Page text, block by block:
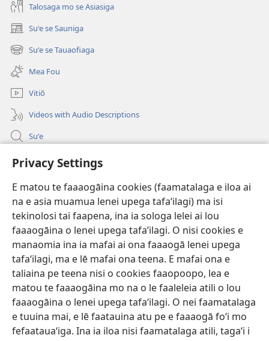
Privacy Settings
E matou te faaaogāina cookies (faamatalaga e iloa ai
na e asia muamua lenei upega tafaʻilagi) ma isi
tekinolosi tai faapena, ina ia sologa lelei ai lou
faaaogāina o lenei upega tafa’ilagi. O nisi cookies e
manaomia ina ia mafai ai ona faaaogā lenei upega
tafaʻilagi, ma e lē mafai ona teena. E mafai ona e
taliaina pe teena nisi o cookies faaopoopo, lea e
matou te faaaogāina mo na o le faaleleia atili o lou
faaaogāina o lenei upega tafaʻilagi. O nei faamatalaga
e tuuina mai, e lē faatauina atu pe e faaaogā foʻi mo
fefaatauaʻiga. Ina ia iloa nisi faamatalaga atili, tagaʻi i
Talosaga mo se Asiasiga
Suʻe se Sauniga
(tatala
se
isi
polokalame)
Suʻe se Tauaofiaga
(tatala
se
isi
polokalame)
Mea Fou
Vitiō
Videos with Audio Descriptions
Suʻe
Faamatalaga mo Ofisa o le Malo
(tatala
se
isi
polokalame)
Lomiga Faale-Tusi Paia I LE INITANETI™
(tatala
se
isi
polokalame)
JW Hub
(tatala
se
isi
polokalame)
App o le JW Library